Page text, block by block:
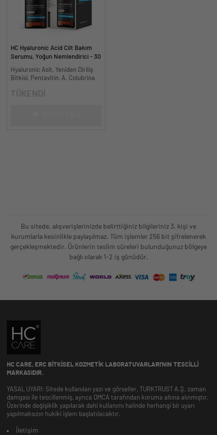
HC Hyaluronic Acid Cilt Bakım
Serumu, Yoğun Nemlendirici - 30
Hyaluronic Asit, Yeniden Diriliş
Bitkisi, Pentavitin, A. Colubrina
Bu sitede, alışverişlerinizde belirttiğiniz bilgileriniz 3. kişi ve
kurumlarla kesinlikle paylaşılmaz. Tüm işlemler 256 bit şifrelenerek
gerçekleşmektedir. Ürünlerin teslim süreleri bulunduğunuz bölgeye
bağlı olarak 1-2 iş günüdür.
HC CARE, ERC BITKISEL KOZMETIK LABORATUVARLARI'NIN TESCILLI
MARKASIDIR.
YASAL UYARI: Sitede kullanılan yazı ve görseller, TURKTRUST A.Ş. zaman
damgası ile tescillenmiş, ayrıca DMCA tarafından koruma altına alınmıştır.
Üzerinde değişiklik yapılarak dahi kullanımı halinde herhangi bir uyarı
yapılmaksızın hukiki işlem başlatılacaktır.
İletişim